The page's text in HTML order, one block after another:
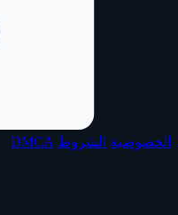
الخصوصية الشروط DMCA